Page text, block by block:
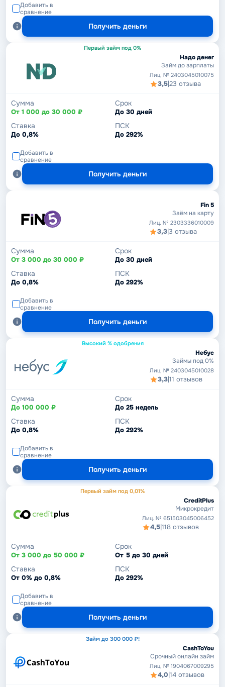
Добавить в
сравнение
Получить деньги
Первый займ под 0%
Надо денег
Займ до зарплаты
Лиц. № 2403045010075
3,5|23 отзыва
Сумма
От 1 000 до 30 000 ₽
Срок
До 30 дней
Ставка
До 0,8%
ПСК
До 292%
Добавить в
сравнение
Получить деньги
Fin 5
Заём на карту
Лиц. № 2303336010009
3,3|3 отзыва
Сумма
От 3 000 до 30 000 ₽
Срок
До 30 дней
Ставка
До 0,8%
ПСК
До 292%
Добавить в
сравнение
Получить деньги
Высокий % одобрения
Небус
Займы под 0%
Лиц. № 2403045010028
3,3|11 отзывов
Сумма
До 100 000 ₽
Срок
До 25 недель
Ставка
До 0,8%
ПСК
До 292%
Добавить в
сравнение
Получить деньги
Первый займ под 0,01%
CreditPlus
Микрокредит
Лиц. № 651503045006452
4,5|118 отзывов
Сумма
От 3 000 до 50 000 ₽
Срок
От 5 до 30 дней
Ставка
От 0% до 0,8%
ПСК
До 292%
Добавить в
сравнение
Получить деньги
Займ до 300 000 ₽!
CashToYou
Срочный онлайн займ
Лиц. № 1904067009295
4,0|14 отзывов